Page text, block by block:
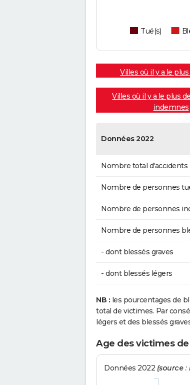
Tué(s)
Villes où il y a le
Villes où il y a le plus
indemnes
Données 2022
Nombre total d'accidents
Nombre de personnes
Nombre de personnes
Nombre de personnes
- dont blessés graves
- dont blessés légers
NB : les pourcentages de
total de victimes. Par
légers et des blessés
Age des victimes
Données 2022 (source :